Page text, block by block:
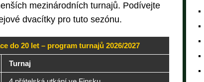
mezinárodních turnajů. Podívejte
dvacítky pro tuto sezónu.
do 20 let – program turnajů 2026/2027
Turnaj